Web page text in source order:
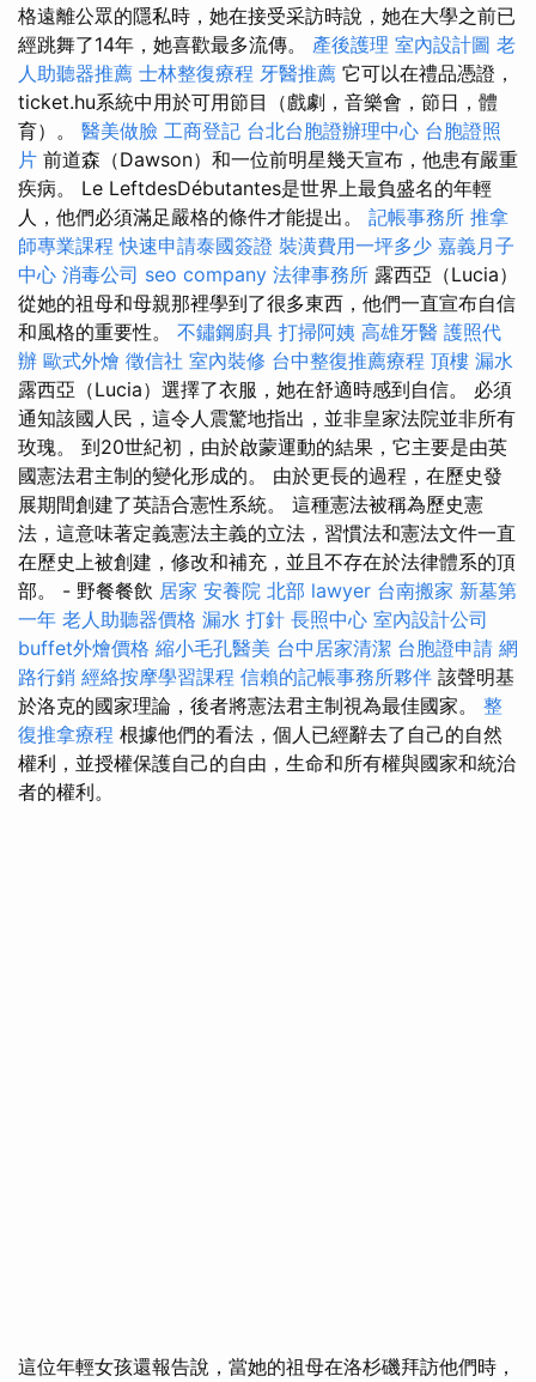
格遠離公眾的隱私時，她在接受采訪時說，她在大學之前已
經跳舞了14年，她喜歡最多流傳。 產後護理 室內設計圖 老
人助聽器推薦 士林整復療程 牙醫推薦 它可以在禮品憑證，
ticket.hu系統中用於可用節目（戲劇，音樂會，節日，體
育）。 醫美做臉 工商登記 台北台胞證辦理中心 台胞證照
片 前道森（Dawson）和一位前明星幾天宣布，他患有嚴重
疾病。 Le LeftdesDébutantes是世界上最負盛名的年輕
人，他們必須滿足嚴格的條件才能提出。 記帳事務所 推拿
師專業課程快速申請泰國簽證 裝潢費用一坪多少 嘉義月子
中心 消毒公司 seo company 法律事務所 露西亞（Lucia）
從她的祖母和母親那裡學到了很多東西，他們一直宣布自信
和風格的重要性。 不鏽鋼廚具 打掃阿姨 高雄牙醫 護照代
辦 歐式外燴 徵信社 室內裝修 台中整復推薦療程 頂樓 漏水
露西亞（Lucia）選擇了衣服，她在舒適時感到自信。 必須
通知該國人民，這令人震驚地指出，並非皇家法院並非所有
玫瑰。 到20世紀初，由於啟蒙運動的結果，它主要是由英
國憲法君主制的變化形成的。 由於更長的過程，在歷史發
展期間創建了英語合憲性系統。 這種憲法被稱為歷史憲
法，這意味著定義憲法主義的立法，習慣法和憲法文件一直
在歷史上被創建，修改和補充，並且不存在於法律體系的頂
部。 - 野餐餐飲 居家 安養院 北部 lawyer 台南搬家 新墓第
一年 老人助聽器價格 漏水 打針 長照中心 室內設計公司
buffet外燴價格 縮小毛孔醫美 台中居家清潔 台胞證申請 網
路行銷 經絡按摩學習課程 信賴的記帳事務所夥伴 該聲明基
於洛克的國家理論，後者將憲法君主制視為最佳國家。 整
復推拿療程 根據他們的看法，個人已經辭去了自己的自然
權利，並授權保護自己的自由，生命和所有權與國家和統治
者的權利。
這位年輕女孩還報告說，當她的祖母在洛杉磯拜訪他們時，